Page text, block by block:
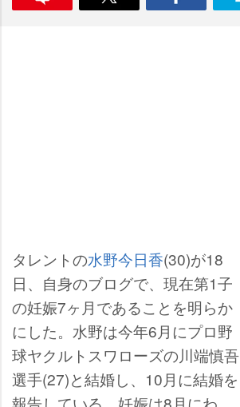
タレントの水野今日香(30)が18
日、自身のブログで、現在第1子
の妊娠7ヶ月であることを明らか
にした。水野は今年6月にプロ野
球ヤクルトスワローズの川端慎吾
選手(27)と結婚し、10月に結婚を
報告している。妊娠は8月にわか